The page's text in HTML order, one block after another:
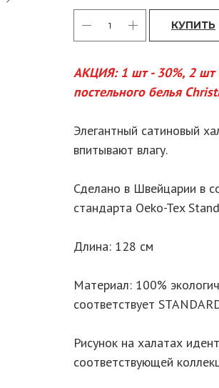
КУПИТЬ
АКЦИЯ: 1 шт - 30%, 2 шт
постельного белья
Элегантный сатиновый
впитывают влагу.
Сделано в Швейцарии в
стандарта Oeko-Tex
Длина: 128 см
Материал: 100%
соответствует
Рисунок на халатах
соответствующей